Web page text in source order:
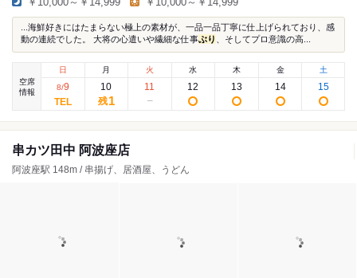
...海鮮好きにはたまらない極上の素材が、一品一品丁寧に仕上げられており、感
動の連続でした。 大将の心遣いや繊細な仕事ぶり 、そしてプロ意識の高...
空席
情報
日
8/9
月
10
残1
火
11
水
12
木
13
金
14
土
15
串カツ田中 阿波座店
阿波座駅 148m / 串揚げ、居酒屋、うどん